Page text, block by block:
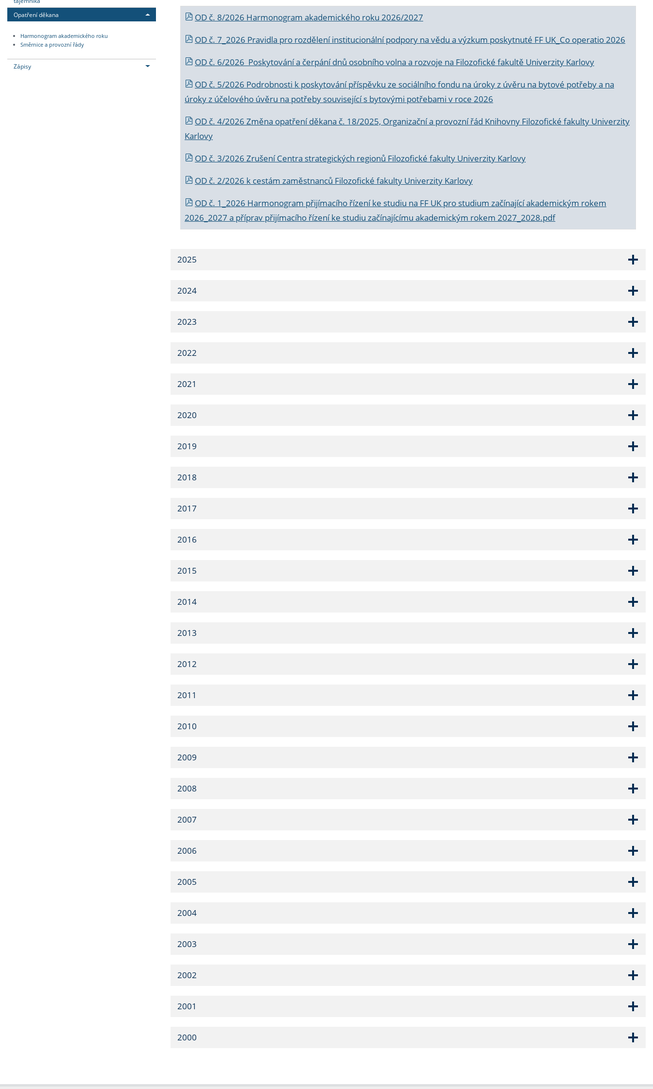
Opatření děkana
Harmonogram akademického roku
Směrnice a provozní řády
Zápisy
OD č. 8/2026 Harmonogram akademického roku 2026/2027
OD č. 7_2026 Pravidla pro rozdělení institucionální podpory na vědu a výzkum poskytnuté FF UK_Co operatio 2026
OD č. 6/2026 Poskytování a čerpání dnů osobního volna a rozvoje na Filozofické fakultě Univerzity Karlovy
OD č. 5/2026 Podrobnosti k poskytování příspěvku ze sociálního fondu na úroky z úvěru na bytové potřeby a na
úroky z účelového úvěru na potřeby související s bytovými potřebami v roce 2026
OD č. 4/2026 Změna opatření děkana č. 18/2025, Organizační a provozní řád Knihovny Filozofické fakulty Univerzity
Karlovy
OD č. 3/2026 Zrušení Centra strategických regionů Filozofické fakulty Univerzity Karlovy
OD č. 2/2026 k cestám zaměstnanců Filozofické fakulty Univerzity Karlovy
OD č. 1_2026 Harmonogram přijímacího řízení ke studiu na FF UK pro studium začínající akademickým rokem
2026_2027 a příprav přijímacího řízení ke studiu začínajícímu akademickým rokem 2027_2028.pdf
2025
2024
2023
2022
2021
2020
2019
2018
2017
2016
2015
2014
2013
2012
2011
2010
2009
2008
2007
2006
2005
2004
2003
2002
2001
2000